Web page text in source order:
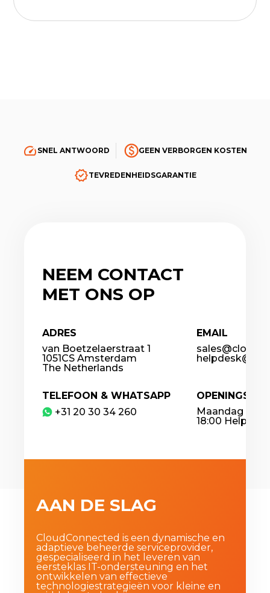
SNEL ANTWOORD GEEN VERBORGEN KOSTEN
TEVREDENHEIDSGARANTIE
NEEM CONTACT
MET ONS OP
ADRES
van Boetzelaerstraat 1
1051CS Amsterdam
The Netherlands
EMAIL
TELEFOON & WHATSAPP
​+31 20 30 34 260
Maandag –
18:00
AAN DE SLAG
CloudConnected is een dynamische en
adaptieve beheerde serviceprovider,
gespecialiseerd in het leveren van
eersteklas IT-ondersteuning en het
ontwikkelen van effectieve
technologiestrategieën voor kleine en